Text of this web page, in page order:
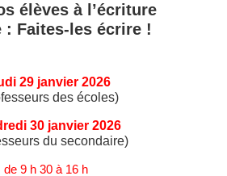
élèves à l’écriture
: Faites-les écrire !
29 janvier 2026
des écoles)
30 janvier 2026
du secondaire)
de 9 h 30 à 16 h